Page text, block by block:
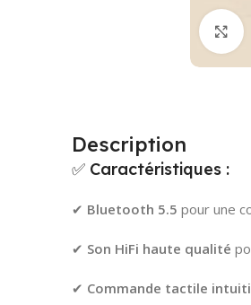
Description
✅ Caractéristiques :
✔ Bluetooth 5.5 pour une
✔ Son HiFi haute qualité
✔ Commande tactile